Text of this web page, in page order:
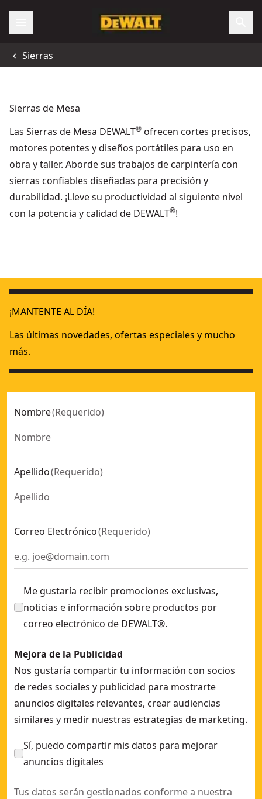
Sierras
Sierras de Mesa
Las Sierras de Mesa DEWALT® ofrecen cortes precisos,
motores potentes y diseños portátiles para uso en
obra y taller. Aborde sus trabajos de carpintería con
sierras confiables diseñadas para precisión y
durabilidad. ¡Lleve su productividad al siguiente nivel
con la potencia y calidad de DEWALT®!
¡MANTENTE AL DÍA!
Las últimas novedades, ofertas especiales y mucho
más.
Nombre(Requerido)
Apellido(Requerido)
Correo Electrónico(Requerido)
Me gustaría recibir promociones exclusivas,
noticias e información sobre productos por
correo electrónico de DEWALT®.
Mejora de la Publicidad
Nos gustaría compartir tu información con socios
de redes sociales y publicidad para mostrarte
anuncios digitales relevantes, crear audiencias
similares y medir nuestras estrategias de marketing.
Sí, puedo compartir mis datos para mejorar
anuncios digitales
Tus datos serán gestionados conforme a nuestra